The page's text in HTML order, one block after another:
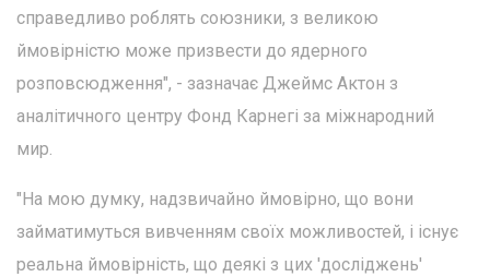
справедливо роблять союзники, з великою
ймовірністю може призвести до ядерного
розповсюдження", - зазначає Джеймс Актон з
аналітичного центру Фонд Карнегі за міжнародний
мир.
"На мою думку, надзвичайно ймовірно, що вони
займатимуться вивченням своїх можливостей, і існує
реальна ймовірність, що деякі з цих 'досліджень'